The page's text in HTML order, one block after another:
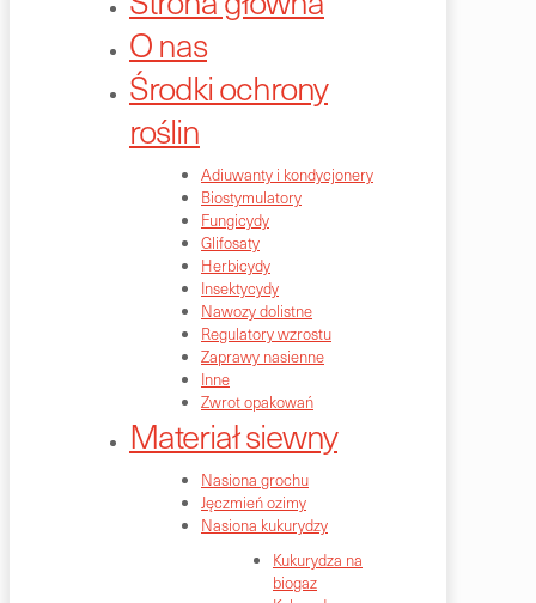
O nas
Środki ochrony
roślin
Adiuwanty i kondycjonery
Biostymulatory
Fungicydy
Glifosaty
Herbicydy
Insektycydy
Nawozy dolistne
Regulatory wzrostu
Zaprawy nasienne
Inne
Zwrot opakowań
Materiał siewny
Nasiona grochu
Jęczmień ozimy
Nasiona kukurydzy
Kukurydza na
biogaz